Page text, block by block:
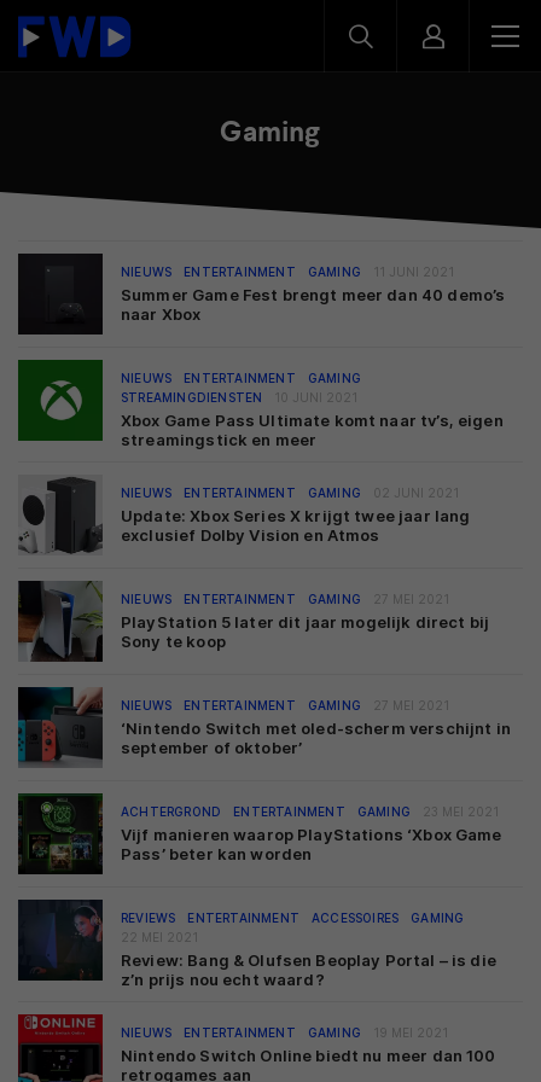
Gaming
NIEUWS ENTERTAINMENT GAMING 11 JUNI 2021
Summer Game Fest brengt meer dan 40 demo’s
naar Xbox
NIEUWS ENTERTAINMENT
GAMING
STREAMINGDIENSTEN
10 JUNI 2021
Xbox Game Pass Ultimate komt naar tv’s, eigen
streamingstick en meer
NIEUWS ENTERTAINMENT GAMING 02 JUNI 2021
Update: Xbox Series X krijgt twee jaar lang
exclusief Dolby Vision en Atmos
NIEUWS ENTERTAINMENT GAMING 27 MEI 2021
PlayStation 5 later dit jaar mogelijk direct bij
Sony te koop
NIEUWS ENTERTAINMENT GAMING 27 MEI 2021
‘Nintendo Switch met oled-scherm verschijnt in
september of oktober’
ACHTERGROND ENTERTAINMENT GAMING 23 MEI 2021
Vijf manieren waarop PlayStations ‘Xbox Game
Pass’ beter kan worden
REVIEWS ENTERTAINMENT ACCESSOIRES
GAMING
22 MEI 2021
Review: Bang & Olufsen Beoplay Portal – is die
z’n prijs nou echt waard?
NIEUWS ENTERTAINMENT GAMING 19 MEI 2021
Nintendo Switch Online biedt nu meer dan 100
retrogames aan